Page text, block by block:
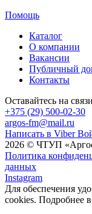
Помощь
Каталог
О компании
Вакансии
Публичный
Контакты
Оставайтесь на связи
+375 (29) 500-02-30
argos-fm@mail.ru
Написать в Viber
2026 © ЧТУП
Политика
данных
Instagram
Для обеспечения
cookies. Подробнее в